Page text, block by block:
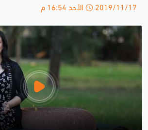
2019/11/17 الأحد 16:54 م